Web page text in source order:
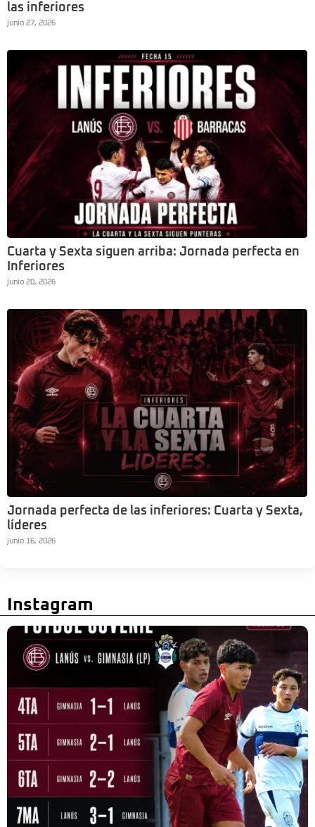
las inferiores
junio 27, 2026
Cuarta y Sexta siguen arriba: Jornada perfecta en
Inferiores
junio 20, 2026
Jornada perfecta de las inferiores: Cuarta y Sexta,
líderes
junio 16, 2026
Instagram